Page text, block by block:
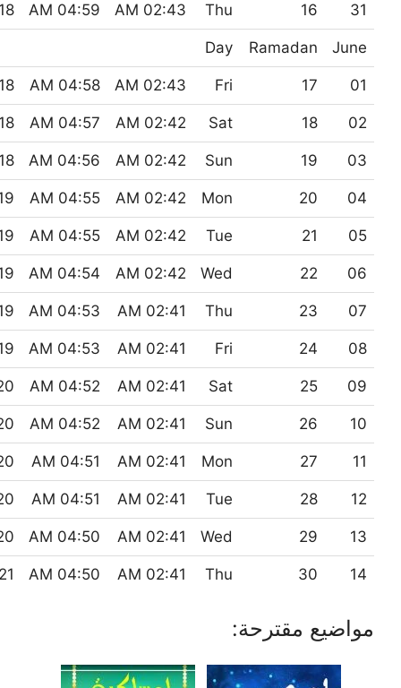
31
16
Thu
02:43 AM
04:59 AM
June
Ramadan
Day
01
17
Fri
02:43 AM
04:58 AM
02
18
Sat
02:42 AM
04:57 AM
03
19
Sun
02:42 AM
04:56 AM
04
20
Mon
02:42 AM
04:55 AM
05
21
Tue
02:42 AM
04:55 AM
06
22
Wed
02:42 AM
04:54 AM
07
23
Thu
02:41 AM
04:53 AM
08
24
Fri
02:41 AM
04:53 AM
09
25
Sat
02:41 AM
04:52 AM
10
26
Sun
02:41 AM
04:52 AM
11
27
Mon
02:41 AM
04:51 AM
12
28
Tue
02:41 AM
04:51 AM
13
29
Wed
02:41 AM
04:50 AM
14
30
Thu
02:41 AM
04:50 AM
مواضيع مقترحة: